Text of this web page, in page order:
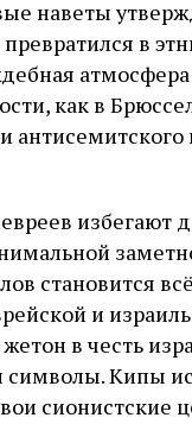
наветы
в
как в
избегают
становится
и
в честь
символы. Кипы
сионистские